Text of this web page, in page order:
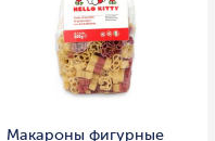
Макароны фигурные